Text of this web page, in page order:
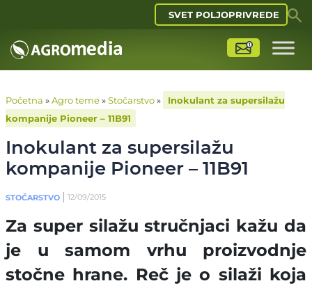
SVET POLJOPRIVREDE
Početna »Agro teme»Stočarstvo»
Inokulant za supersilažu
kompanije Pioneer – 11B91
Inokulant za supersilažu
kompanije Pioneer – 11B91
STOČARSTVO 12/09/2015
Za super silažu stručnjaci kažu da
je u samom vrhu proizvodnje
stočne hrane. Reč je o silaži koja